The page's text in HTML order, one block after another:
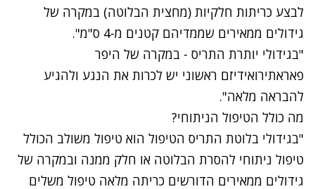
לבצע כריתות חלקיות (מחצית הבלוטה) במקרה של
גידולים ממאירים שממדיהם קטנים מ-4 ס"מ".
"בגידולי יותרת התריס - במקרה של היפר
פאראתירואידיזם ראשוני יש לכרות את הנגע ולהגיע
להבראה מלאה".
מה כולל הטיפול הניתוחי?
"בגידולי בלוטת התריס הטיפול הוא טיפול משולב הכולל
טיפול ניתוחי להסרת הבלוטה או חלק ממנה ובמקרה של
גידולים ממאירים הדורשים כריתה מלאה טיפול משלים